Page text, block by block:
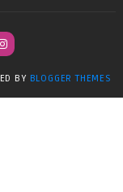
BY BLOGGER THEMES